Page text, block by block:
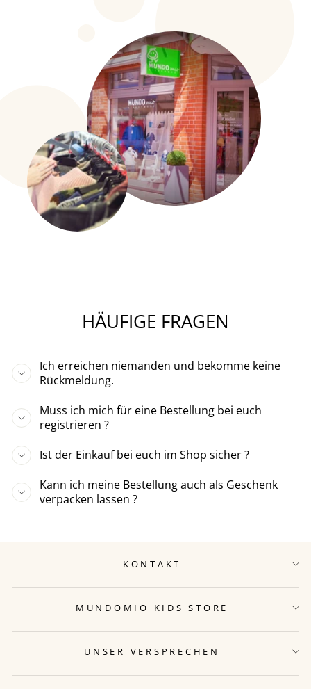
HÄUFIGE FRAGEN
Ich erreichen niemanden und bekomme keine
Rückmeldung.
Muss ich mich für eine Bestellung bei euch
registrieren ?
Ist der Einkauf bei euch im Shop sicher ?
Kann ich meine Bestellung auch als Geschenk
verpacken lassen ?
KONTAKT
MUNDOMIO KIDS STORE
UNSER VERSPRECHEN